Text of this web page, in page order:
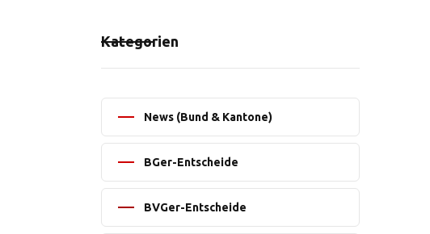
Kategorien
News (Bund & Kantone)
BGer-Entscheide
BVGer-Entscheide